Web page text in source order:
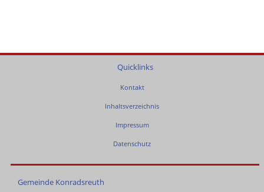
Quicklinks
Kontakt
Inhaltsverzeichnis
Impressum
Datenschutz
Gemeinde Konradsreuth